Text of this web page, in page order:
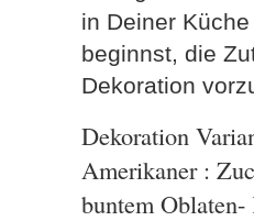
in Deiner
beginnst, die
Dekoration
Dekoration
Amerikaner :
buntem Oblaten-